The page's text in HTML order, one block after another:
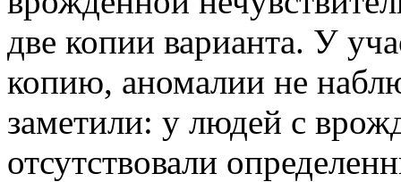
две копии варианта. У
копию, аномалии не
заметили: у людей с
отсутствовали